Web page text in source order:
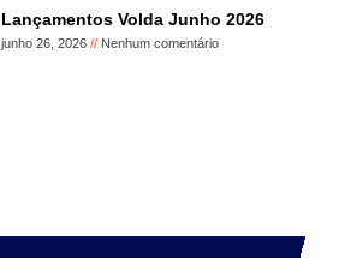
Lançamentos Volda Junho 2026
junho 26, 2026 Nenhum comentário